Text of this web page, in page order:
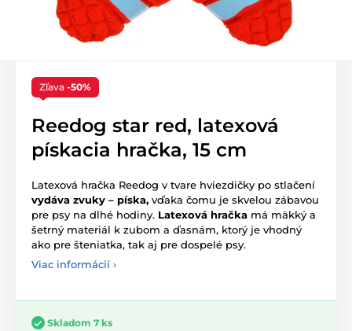
Zľava -50%
Reedog star red, latexová
pískacia hračka, 15 cm
Latexová hračka Reedog v tvare hviezdičky po stlačení
vydáva zvuky – píska, vďaka čomu je skvelou zábavou
pre psy na dlhé hodiny. Latexová hračka má mäkký a
šetrný materiál k zubom a ďasnám, ktorý je vhodný
ako pre šteniatka, tak aj pre dospelé psy.
Viac informácií ›
Skladom 7 ks